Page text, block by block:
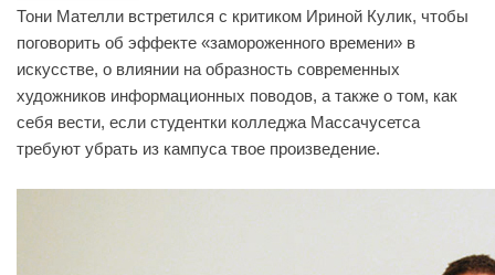
Тони Мателли встретился с критиком Ириной Кулик, чтобы
поговорить об эффекте «замороженного времени» в
искусстве, о влиянии на образность современных
художников информационных поводов, а также о том, как
себя вести, если студентки колледжа Массачусетса
требуют убрать из кампуса твое произведение.